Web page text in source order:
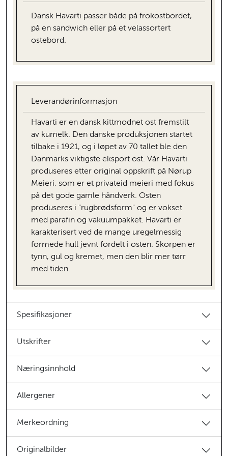
Dansk Havarti passer både på frokostbordet,
på en sandwich eller på et velassortert
ostebord.
Leverandørinformasjon
Havarti er en dansk kittmodnet ost fremstilt
av kumelk. Den danske produksjonen startet
tilbake i 1921, og i løpet av 70 tallet ble den
Danmarks viktigste eksport ost. Vår Havarti
produseres etter original oppskrift på Nørup
Meieri, som er et privateid meieri med fokus
på det gode gamle håndverk. Osten
produseres i "rugbrødsform" og er vokset
med parafin og vakuumpakket. Havarti er
karakterisert ved de mange uregelmessig
formede hull jevnt fordelt i osten. Skorpen er
tynn, gul og kremet, men den blir mer tørr
med tiden.
Spesifikasjoner
Utskrifter
Næringsinnhold
Allergener
Merkeordning
Originalbilder